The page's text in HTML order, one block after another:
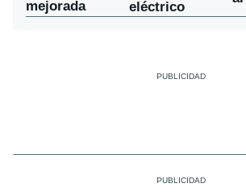
mejorada
eléctrico